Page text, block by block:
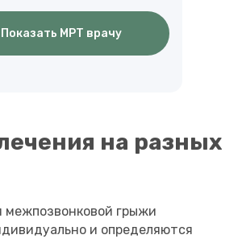
Показать МРТ врачу
на разных
межпозвонковой грыжи
и определяются